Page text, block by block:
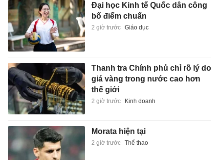
Đại học Kinh tế Quốc dân công
bố điểm chuẩn
2 giờ trước Giáo dục
Thanh tra Chính phủ chỉ rõ lý do
giá vàng trong nước cao hơn
thế giới
2 giờ trước Kinh doanh
Morata hiện tại
2 giờ trước Thể thao